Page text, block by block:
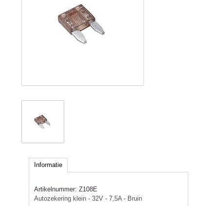
Informatie
Artikelnummer: Z108E
Autozekering klein - 32V - 7,5A - Bruin